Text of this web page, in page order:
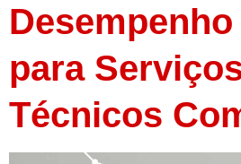
para
Técnicos